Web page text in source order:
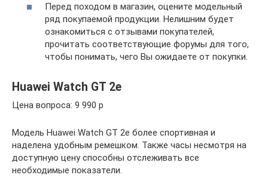
Перед походом в магазин, оцените модельный
ряд покупаемой продукции. Нелишним будет
ознакомиться с отзывами покупателей,
прочитать соответствующие форумы для того,
чтобы понимать, чего Вы ожидаете от покупки.
Huawei Watch GT 2e
Цена вопроса: 9 990 р
Модель Huawei Watch GT 2e более спортивная и
наделена удобным ремешком. Также часы несмотря на
доступную цену способны отслеживать все
необходимые показатели.